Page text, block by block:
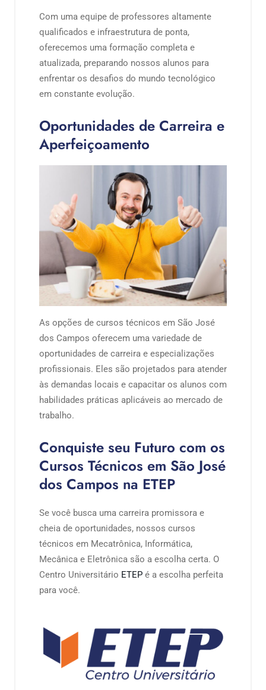
Com uma equipe de professores altamente
qualificados e infraestrutura de ponta,
oferecemos uma formação completa e
atualizada, preparando nossos alunos para
enfrentar os desafios do mundo tecnológico
em constante evolução.
Oportunidades de Carreira e
Aperfeiçoamento
As opções de cursos técnicos em São José
dos Campos oferecem uma variedade de
oportunidades de carreira e especializações
profissionais. Eles são projetados para atender
às demandas locais e capacitar os alunos com
habilidades práticas aplicáveis ao mercado de
trabalho.
Conquiste seu Futuro com os
Cursos Técnicos em São José
dos Campos na ETEP
Se você busca uma carreira promissora e
cheia de oportunidades, nossos cursos
técnicos em Mecatrônica, Informática,
Mecânica e Eletrônica são a escolha certa. O
Centro Universitário ETEP é a escolha perfeita
para você.